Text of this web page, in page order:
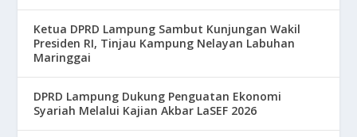
Ketua DPRD Lampung Sambut Kunjungan Wakil
Presiden RI, Tinjau Kampung Nelayan Labuhan
Maringgai
DPRD Lampung Dukung Penguatan Ekonomi
Syariah Melalui Kajian Akbar LaSEF 2026